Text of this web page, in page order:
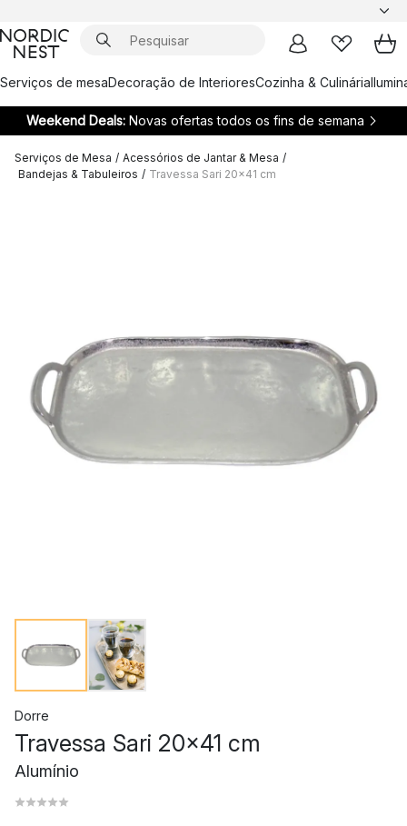
Serviços de mesaDecoração de InterioresCozinha & Culinária
Weekend Deals: Novas ofertas todos os fins de semana
Serviços de Mesa / Acessórios de Jantar & Mesa /
Bandejas & Tabuleiros / Travessa Sari 20x41 cm
Dorre
Travessa Sari 20x41 cm
Alumínio